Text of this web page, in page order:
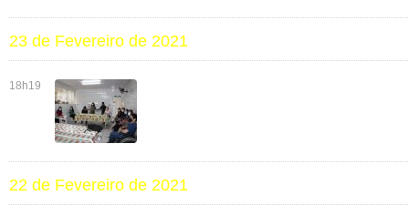
23 de Fevereiro de 2021
18h19
22 de Fevereiro de 2021